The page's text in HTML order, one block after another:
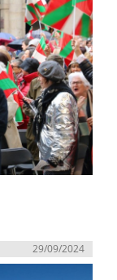
29/09/2024